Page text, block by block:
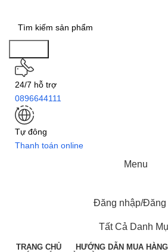
24/7 hỗ trợ
0896644111
Tự đông
Thanh toán online
Menu
Đăng nhập/Đăng
Tất Cả Danh
TRANG CHỦ
HƯỚNG DẪN MUA HÀNG